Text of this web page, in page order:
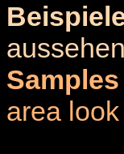
Samples
area